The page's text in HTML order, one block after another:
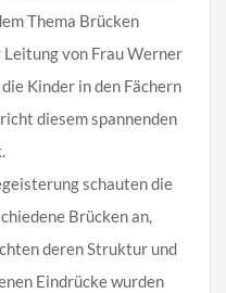
Thema Brücken
von Frau Werner
Kinder in den Fächern
diesem spannenden
schauten die
Brücken an,
deren Struktur und
Eindrücke wurden